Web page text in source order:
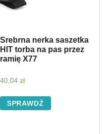
Srebrna nerka saszetka
HIT torba na pas przez
ramię X77
40,04 zł
SPRAWDŹ